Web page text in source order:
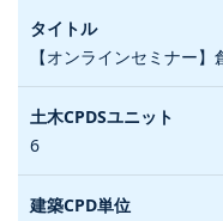
【オンラインセミナー
6